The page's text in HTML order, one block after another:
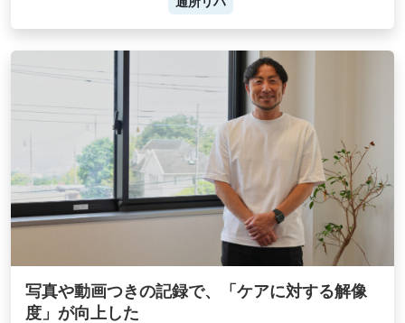
写真や動画つきの記録で、「ケアに対する解像
度」が向上した